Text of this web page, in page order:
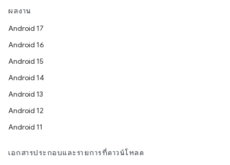
ผลงาน
Android 17
Android 16
Android 15
Android 14
Android 13
Android 12
Android 11
เอกสารประกอบและรายการที่ดาวน์โหลด